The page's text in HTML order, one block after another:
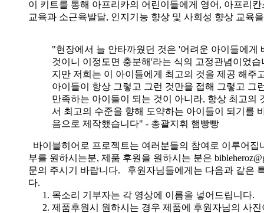
이 키트를 통해 아프리카의 어린이들에게 영어, 아프리
교육과 소근육발달, 인지기능 향상 및 사회성 향상 교육
"현장에서 늘 안타까웠던 것은 '어려운 아이들에게
것이니 이정도면 충분해'라는 식의 고정관념이었습
지만 저희는 이 아이들에게 최고의 것을 제공 해주
아이들이 항상 그렇고 그런 것만을 접해 그렇고 그
만족하는 아이들이 되는 것이 아니라, 항상 최고의
서 최고의 수준을 향해 도약하는 아이들이 되기를
음으로 제작했습니다" - 총괄지휘 햄빵빵
바이블히어로 프로젝트는 여러분들의 참여로 이루어집
부를 원하시는분, 제품 후원을 원하시는 분은
문의 주시기 바랍니다. 후원자님들에게는 다음과 같은
다.
목소리 기부자는 각 영상에 이름을 넣어드립니다.
제품후원시 원하시는 경우 제품에 후원자님의 사